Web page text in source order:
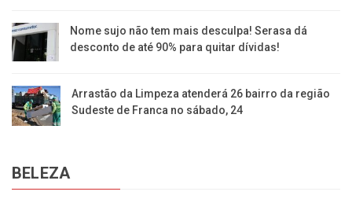
Nome sujo não tem mais desculpa! Serasa dá
desconto de até 90% para quitar dívidas!
Arrastão da Limpeza atenderá 26 bairro da região
Sudeste de Franca no sábado, 24
BELEZA